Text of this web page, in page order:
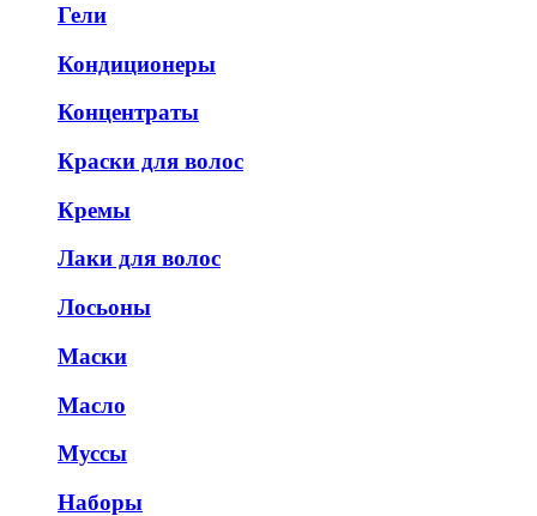
Гели
Кондиционеры
Концентраты
Краски для волос
Кремы
Лаки для волос
Лосьоны
Маски
Масло
Муссы
Наборы